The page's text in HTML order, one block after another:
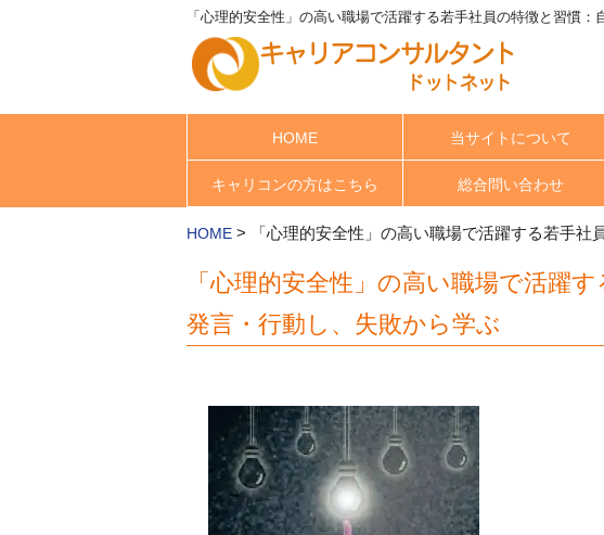
「心理的安全性」の高い職場で活躍する若手社員の特徴と習慣
HOME 当サイトについて
キャリコンの方はこちら 総合問い合わせ
HOME > 「心理的安全性」の高い職場で活躍する若手
「心理的安全性」の高い職場で活躍
発言・行動し、失敗から学ぶ